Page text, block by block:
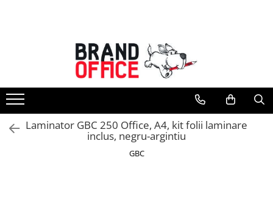
Unitate Protejata - PRODUCTIE
Hartie copiator si produse
tipografice
Produse consumabile din hartie
Detergenti si dezinfectanti
Laminator GBC 250 Office, A4, kit folii laminare
inclus, negru-argintiu
GBC